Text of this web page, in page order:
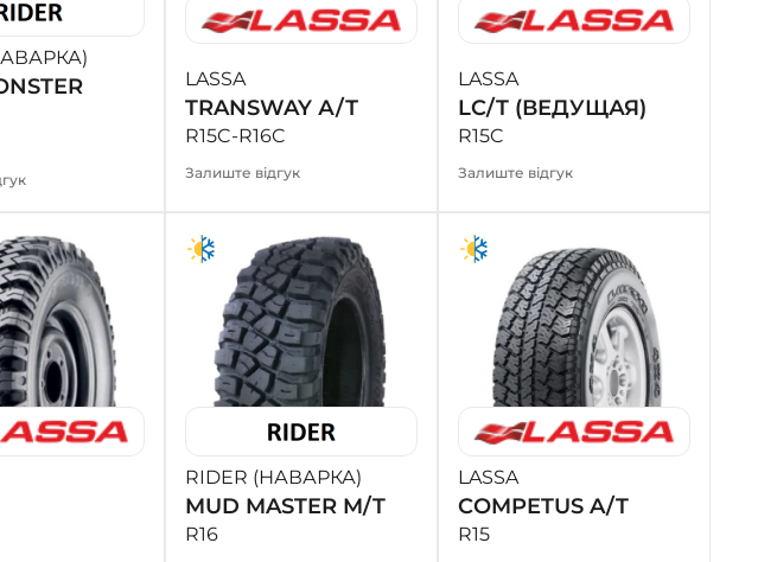
LASSA
TRANSWAY А/Т
R15C-R16C
Залиште відгук
LASSA
LC/T (ВЕДУЩАЯ)
R15C
Залиште відгук
RIDER (НАВАРКА)
MUD MASTER M/T
R16
LASSA
COMPETUS A/T
R15